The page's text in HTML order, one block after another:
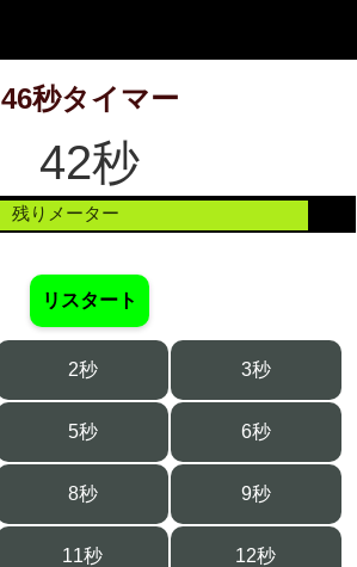
46秒タイマー
42秒
残りメーター
リスタート
2秒 3秒
5秒 6秒
8秒 9秒
11秒 12秒